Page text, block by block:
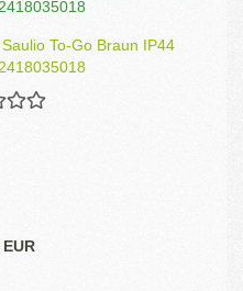
To-Go Braun IP44